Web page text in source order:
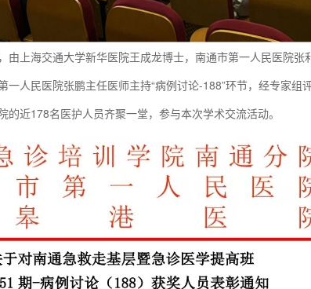
由上海交通大学新华医院王成龙博士，南通市第一人民医院
一人民医院张鹏主任医师主持“病例讨论-188”环节，经专家组
近178名医护人员齐聚一堂，参与本次学术交流活动。